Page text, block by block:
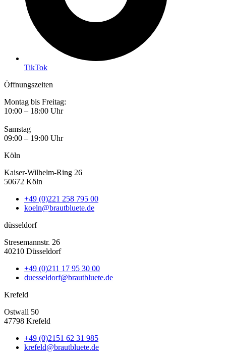
TikTok
Öffnungszeiten
Montag bis Freitag:
10:00 – 18:00 Uhr
Samstag
09:00 – 19:00 Uhr
Köln
Kaiser-Wilhelm-Ring 26
50672 Köln
+49 (0)221 258 795 00
koeln@brautbluete.de
düsseldorf
Stresemannstr. 26
40210 Düsseldorf
+49 (0)211 17 95 30 00
duesseldorf@brautbluete.de
Krefeld
Ostwall 50
47798 Krefeld
+49 (0)2151 62 31 985
krefeld@brautbluete.de